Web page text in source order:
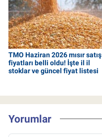
TMO Haziran 2026 mısır satış
fiyatları belli oldu! İşte il il
stoklar ve güncel fiyat listesi
Yorumlar